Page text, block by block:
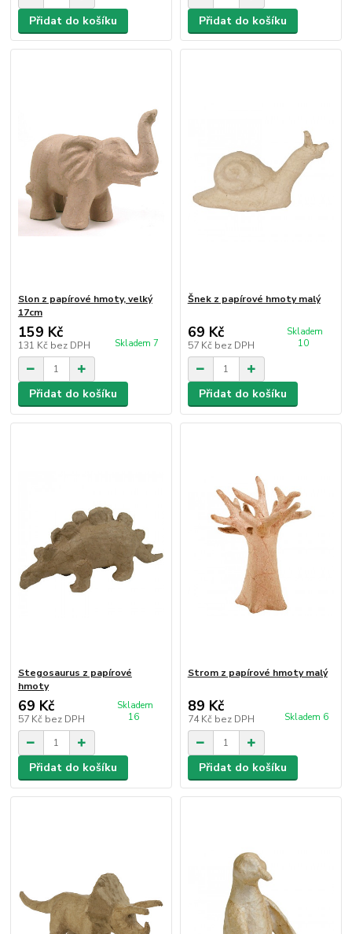
Přidat do košíku Přidat do košíku
Slon z papírové hmoty, velký
17cm
159 Kč
131 Kč bez DPH Skladem 7
Přidat do košíku
Šnek z papírové hmoty malý
69 Kč
57 Kč bez DPH
Skladem
10
Přidat do košíku
Stegosaurus z papírové
hmoty
69 Kč
57 Kč bez DPH
Skladem
16
Přidat do košíku
Strom z papírové hmoty malý
89 Kč
74 Kč bez DPH Skladem 6
Přidat do košíku